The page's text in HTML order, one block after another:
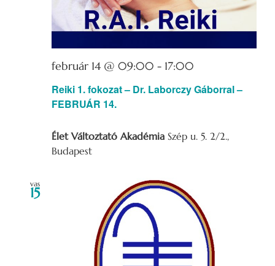
Reiki 1. fokozat – Dr. Laborczy Gáborral –
FEBRUÁR 14.
február 14 @ 09:00 - 17:00
Élet Változtató Akadémia Szép u. 5. 2/2.,
Budapest
vas
15